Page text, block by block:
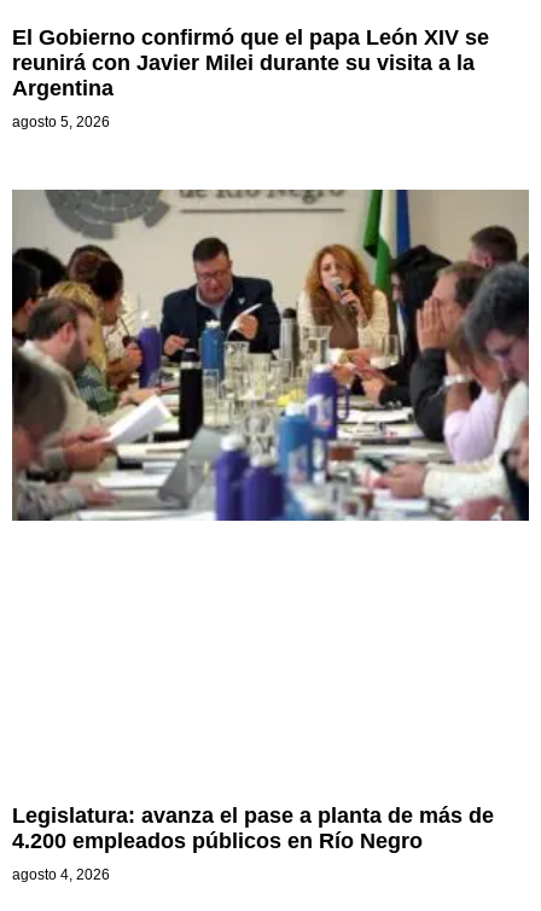
El Gobierno confirmó que el papa León XIV se
reunirá con Javier Milei durante su visita a la
Argentina
agosto 5, 2026
Legislatura: avanza el pase a planta de más de
4.200 empleados públicos en Río Negro
agosto 4, 2026